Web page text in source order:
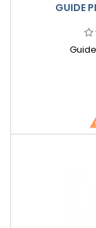
GUIDE